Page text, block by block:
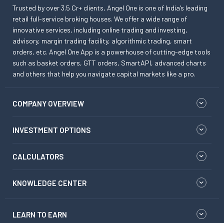
Trusted by over 3.5 Cr+ clients, Angel One is one of India’s leading
retail full-service broking houses. We offer a wide range of
innovative services, including online trading and investing,
advisory, margin trading facility, algorithmic trading, smart
orders, etc. Angel One App is a powerhouse of cutting-edge tools
such as basket orders, GTT orders, SmartAPI, advanced charts
and others that help you navigate capital markets like a pro.
COMPANY OVERVIEW
INVESTMENT OPTIONS
CALCULATORS
KNOWLEDGE CENTER
LEARN TO EARN